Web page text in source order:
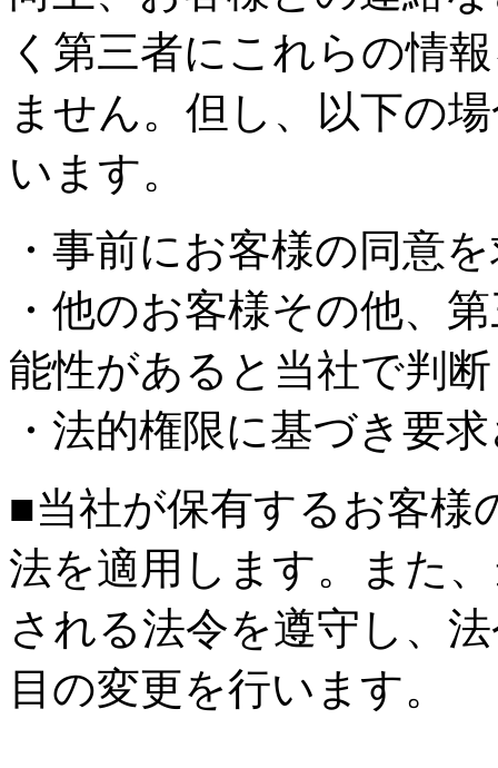
く第三者にこれらの情
ません。但し、以下の
います。
・事前にお客様の同意
・他のお客様その他、
能性があると当社で判
・法的権限に基づき要
■当社が保有するお客様
法を適用します。また
される法令を遵守し、
目の変更を行います。